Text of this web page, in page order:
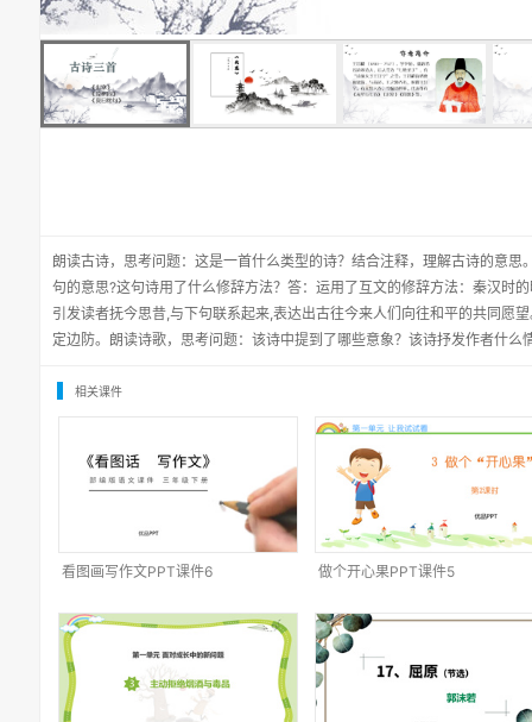
朗读古诗，思考问题：这是一首什么类型的诗？结合注释，理解古诗的意
句的意思?这句诗用了什么修辞方法？答：运用了互文的修辞方法：秦汉时
引发读者抚今思昔,与下句联系起来,表达出古往今来人们向往和平的共同愿
定边防。朗读诗歌，思考问题：该诗中提到了哪些意象？该诗抒发作者什么
相关课件
看图画写作文PPT课件6 做个开心果PPT课件5